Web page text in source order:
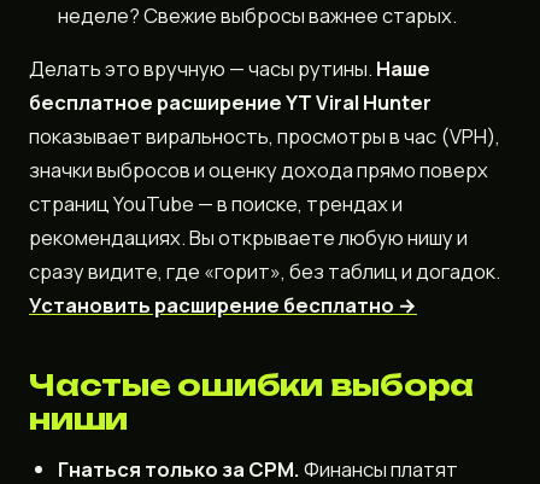
неделе? Свежие выбросы важнее старых.
Делать это вручную — часы рутины. Наше
бесплатное расширение YT Viral Hunter
показывает виральность, просмотры в час (VPH),
значки выбросов и оценку дохода прямо поверх
страниц YouTube — в поиске, трендах и
рекомендациях. Вы открываете любую нишу и
сразу видите, где «горит», без таблиц и догадок.
Установить расширение бесплатно →
Частые ошибки выбора
ниши
Гнаться только за CPM.Финансы платят